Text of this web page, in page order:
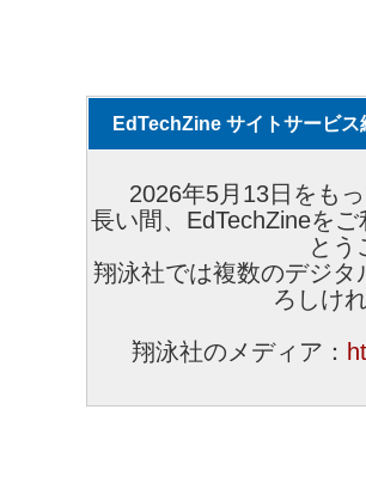
EdTechZine サイトサービス
2026年5月13日をも
長い間、EdTechZineを
とう
翔泳社では複数のデジ
ろしけ
翔泳社のメディア：